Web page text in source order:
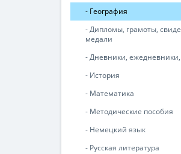
- География
- Дипломы, грамоты,
медали
- Дневники,
- История
- Математика
- Методические пособия
- Немецкий язык
- Русская литература